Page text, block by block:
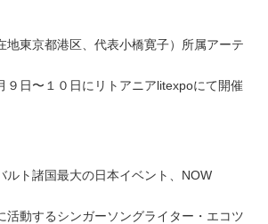
地東京都港区、代表小橋寛子）所属アーテ
９日〜１０日にリトアニアlitexpoにて開催
ルト諸国最大の日本イベント、NOW
活動するシンガーソングライター・エコツ